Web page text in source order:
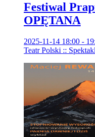
Festiwal
OPĘTANA
2025-11-14 18:00 -
Teatr Polski :: Spektakl